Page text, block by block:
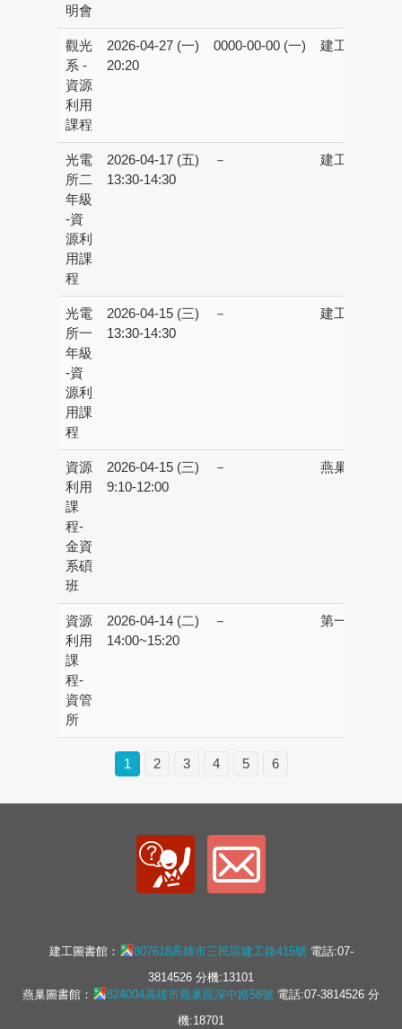
明會
觀光
系 -
資源
利用
課程
2026-04-27 (一)
20:20
0000-00-00 (一) 建工校區：
光電
所二
年級
-資
源利
用課
程
2026-04-17 (五)
13:30-14:30
－ 建工校區：
光電
所一
年級
-資
源利
用課
程
2026-04-15 (三)
13:30-14:30
－ 建工校區：
資源
利用
課
程-
金資
系碩
班
2026-04-15 (三)
9:10-12:00
－ 燕巢校區：
資源
利用
課
程-
資管
所
2026-04-14 (二)
14:00~15:20
－ 第一校區：
1 2 3 4 5 6
建工圖書館： 807618高雄市三民區建工路415號電話:07-
3814526 分機:13101
燕巢圖書館：
824004高雄市燕巢區深中路58號 電話:07-3814526 分
機:18701